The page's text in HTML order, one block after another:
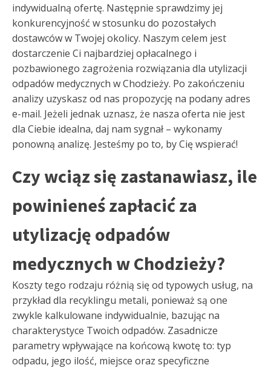
indywidualną ofertę. Następnie sprawdzimy jej
konkurencyjność w stosunku do pozostałych
dostawców w Twojej okolicy. Naszym celem jest
dostarczenie Ci najbardziej opłacalnego i
pozbawionego zagrożenia rozwiązania dla utylizacji
odpadów medycznych w Chodzieży. Po zakończeniu
analizy uzyskasz od nas propozycję na podany adres
e-mail. Jeżeli jednak uznasz, że nasza oferta nie jest
dla Ciebie idealna, daj nam sygnał – wykonamy
ponowną analizę. Jesteśmy po to, by Cię wspierać!
Czy wciąz się zastanawiasz, ile
powinieneś zapłacić za
utylizację odpadów
medycznych w Chodzieży?
Koszty tego rodzaju różnią się od typowych usług, na
przykład dla recyklingu metali, ponieważ są one
zwykle kalkulowane indywidualnie, bazując na
charakterystyce Twoich odpadów. Zasadnicze
parametry wpływające na końcową kwotę to: typ
odpadu, jego ilość, miejsce oraz specyficzne